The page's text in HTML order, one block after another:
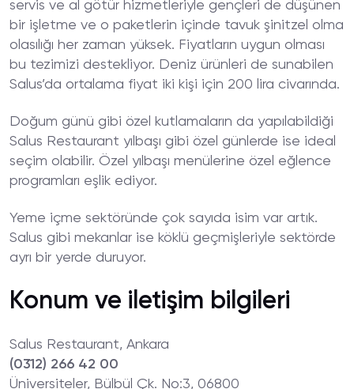
servis ve al götür hizmetleriyle gençleri de düşünen
bir işletme ve o paketlerin içinde tavuk şinitzel olma
olasılığı her zaman yüksek. Fiyatların uygun olması
bu tezimizi destekliyor. Deniz ürünleri de sunabilen
Salus’da ortalama fiyat iki kişi için 200 lira civarında.
Doğum günü gibi özel kutlamaların da yapılabildiği
Salus Restaurant yılbaşı gibi özel günlerde ise ideal
seçim olabilir. Özel yılbaşı menülerine özel eğlence
programları eşlik ediyor.
Yeme içme sektöründe çok sayıda isim var artık.
Salus gibi mekanlar ise köklü geçmişleriyle sektörde
ayrı bir yerde duruyor.
Konum ve iletişim bilgileri
Salus Restaurant, Ankara
(0312) 266 42 00
Üniversiteler, Bülbül Çk. No:3, 06800